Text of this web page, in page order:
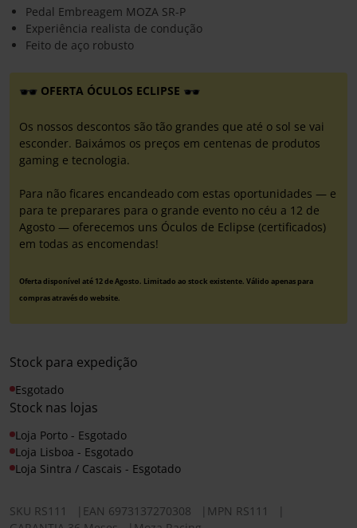
Pedal Embreagem MOZA SR-P
Experiência realista de condução
Feito de aço robusto
OFERTA ÓCULOS ECLIPSE
Os nossos descontos são tão grandes que até o sol se vai
esconder. Baixámos os preços em centenas de produtos
gaming e tecnologia.
Para não ficares encandeado com estas oportunidades — e
para te preparares para o grande evento no céu a 12 de
Agosto — oferecemos uns Óculos de Eclipse (certificados)
em todas as encomendas!
Oferta disponível até 12 de Agosto. Limitado ao stock existente. Válido apenas para
compras através do website.
Stock para expedição
Esgotado
Stock nas lojas
Loja Porto - Esgotado
Loja Lisboa - Esgotado
Loja Sintra / Cascais - Esgotado
SKU RS111 EAN 6973137270308 MPN RS111